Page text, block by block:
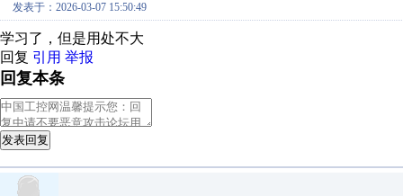
发表于：2026-03-07 15:50:49
学习了，但是用处不大
回复 引用 举报
回复本条
发表回复